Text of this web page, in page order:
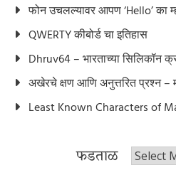
फोन उचलल्यावर आपण ‘Hello’ का
QWERTY कीबोर्ड चा इतिहास
Dhruv64 – भारताच्या सिलिकॉन
अखेरचे क्षण आणि अनुत्तरित प्रश्न –
Least Known Characters of
फडताळ फडताळ